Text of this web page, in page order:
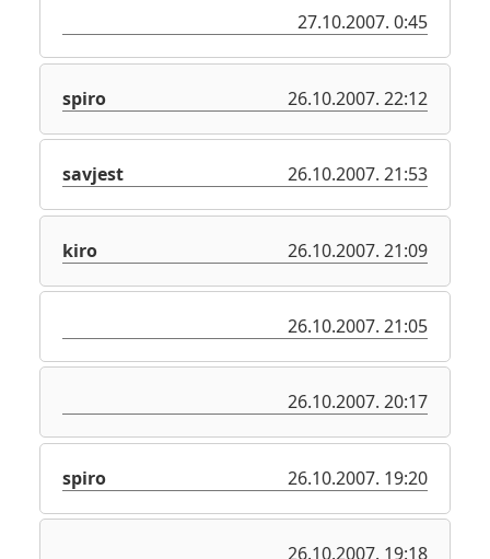
27.10.2007. 0:45
spiro 26.10.2007. 22:12
savjest 26.10.2007. 21:53
kiro 26.10.2007. 21:09
26.10.2007. 21:05
26.10.2007. 20:17
spiro 26.10.2007. 19:20
26.10.2007. 19:18